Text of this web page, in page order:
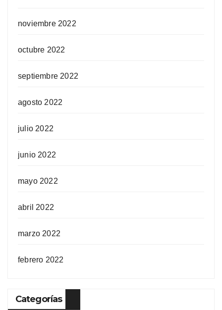
noviembre 2022
octubre 2022
septiembre 2022
agosto 2022
julio 2022
junio 2022
mayo 2022
abril 2022
marzo 2022
febrero 2022
Categorías